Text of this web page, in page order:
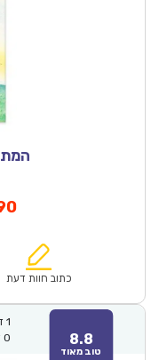
₪64.00.
המחיר
הוא:
כתוב חוות דעת
8.8
טוב מאוד
1
0